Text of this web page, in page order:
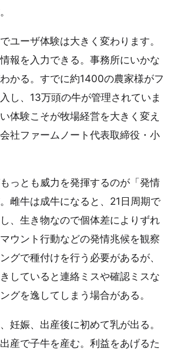
ユーザ体験は大きく変わります。
報を入力できる。事務所にいかな
かる。すでに約1400の農家様がフ
し、13万頭の牛が管理されていま
体験こそが牧場経営を大きく変え
社ファームノート代表取締役・小
っとも威力を発揮するのが「発情
雌牛は成牛になると、21日周期で
、生き物なので個体差によりずれ
ウント行動などの発情兆候を観察
グで種付けを行う必要があるが、
していると連絡ミスや確認ミスな
グを逸してしまう場合がある。
妊娠、出産後に初めて乳が出る。
産で子牛を産む。利益をあげるた